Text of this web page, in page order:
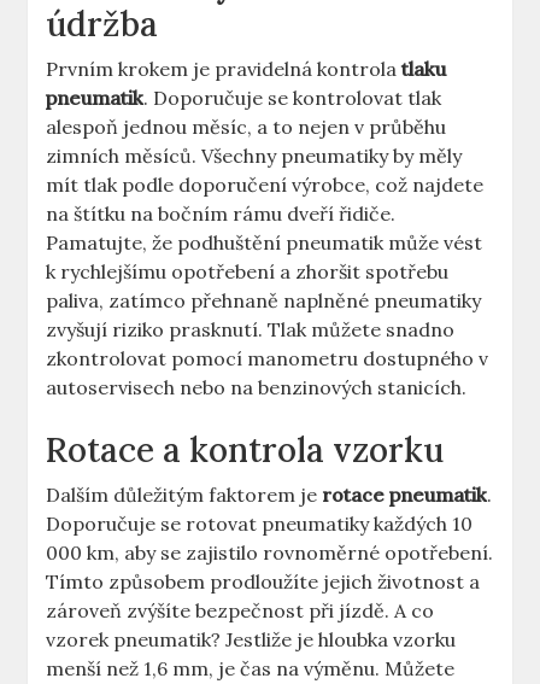
údržba
Prvním krokem je pravidelná kontrolatlaku
pneumatik. Doporučuje se kontrolovat tlak
alespoň jednou měsíc, a to nejen v průběhu
zimních měsíců. Všechny pneumatiky by měly
mít tlak podle doporučení výrobce, což najdete
na štítku na bočním rámu dveří řidiče.
Pamatujte, že podhuštění pneumatik může vést
k rychlejšímu opotřebení a zhoršit spotřebu
paliva, zatímco přehnaně naplněné pneumatiky
zvyšují riziko prasknutí. Tlak můžete snadno
zkontrolovat pomocí manometru dostupného v
autoservisech nebo na benzinových stanicích.
Rotace a kontrola vzorku
Dalším důležitým faktorem je rotace pneumatik.
Doporučuje se rotovat pneumatiky každých 10
000 km, aby se zajistilo rovnoměrné opotřebení.
Tímto způsobem prodloužíte jejich životnost a
zároveň zvýšíte bezpečnost při jízdě. A co
vzorek pneumatik? Jestliže je hloubka vzorku
menší než 1,6 mm, je čas na výměnu. Můžete